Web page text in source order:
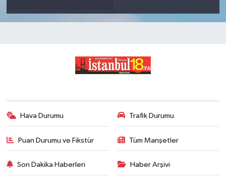
Hava Durumu Trafik Durumu
Puan Durumu ve Fikstür Tüm Manşetler
Son Dakika Haberleri Haber Arşivi